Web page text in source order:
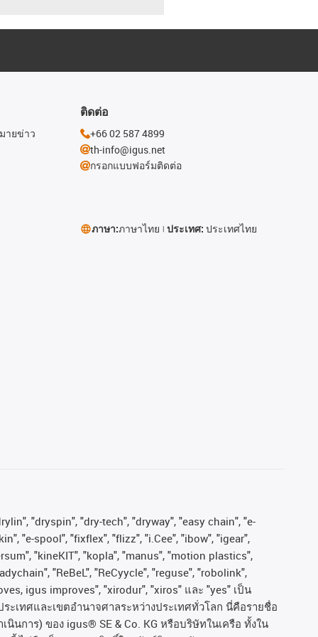
ายข่าว
ติดต่อ
+66 02 587 4899
th-info@igus.net
กรอกแบบฟอร์มติดต่อ
ภาษา:ภาษาไทย ประเทศ: ประเทศไทย
"dryspin", "dry-tech", "dryway", "easy chain", "e-
"e-spool", "fixflex", "flizz", "i.Cee", "ibow", "igear",
"kineKIT", "kopla", "manus", "motion plastics",
"ReBeL", "ReCyycle", "reguse", "robolink",
igus improves", "xirodur", "xiros" และ "yes" เป็น
ะเทศและเขตอํานาจศาลระหว่างประเทศทั่วโลก นี่คือรายชื่อ
นินการ) ของ igus® SE & Co. KG หรือบริษัทในเครือ ทั้งใน